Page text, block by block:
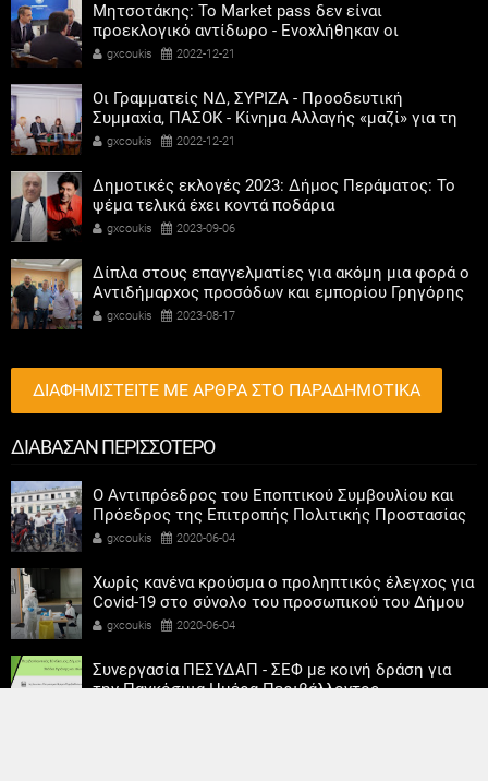
Μητσοτάκης: Το Market pass δεν είναι
προεκλογικό αντίδωρο - Ενοχλήθηκαν οι
αριστεροί του χαβιαριού
gxcoukis 2022-12-21
Οι Γραμματείς ΝΔ, ΣΥΡΙΖΑ - Προοδευτική
Συμμαχία, ΠΑΣΟΚ - Κίνημα Αλλαγής «μαζί» για τη
συμμετοχή των γυναικών στην πολιτική
gxcoukis 2022-12-21
Δημοτικές εκλογές 2023: Δήμος Περάματος: Το
ψέμα τελικά έχει κοντά ποδάρια
gxcoukis 2023-09-06
Δίπλα στους επαγγελματίες για ακόμη μια φορά ο
Αντιδήμαρχος προσόδων και εμπορίου Γρηγόρης
Καψοκόλης
gxcoukis 2023-08-17
ΔΙΑΦΗΜΙΣΤΕΙΤΕ ΜΕ ΑΡΘΡΑ ΣΤΟ ΠΑΡΑΔΗΜΟΤΙΚΑ
ΔΙΑΒΑΣΑΝ ΠΕΡΙΣΣΟΤΕΡΟ
Ο Αντιπρόεδρος του Εποπτικού Συμβουλίου και
Πρόεδρος της Επιτροπής Πολιτικής Προστασίας
της Κ.Ε.Δ.Ε., Βλάσσης Σιώμος συμμετείχε στην
Αθήνας για την Παγκόσμια Ημέρα Ποδηλάτου 2020
gxcoukis 2020-06-04
Χωρίς κανένα κρούσμα ο προληπτικός έλεγχος για
Covid-19 στο σύνολο του προσωπικού του Δήμου
Διονύσου
gxcoukis 2020-06-04
Συνεργασία ΠΕΣΥΔΑΠ - ΣΕΦ με κοινή δράση για
την Παγκόσμια Ημέρα Περιβάλλοντος